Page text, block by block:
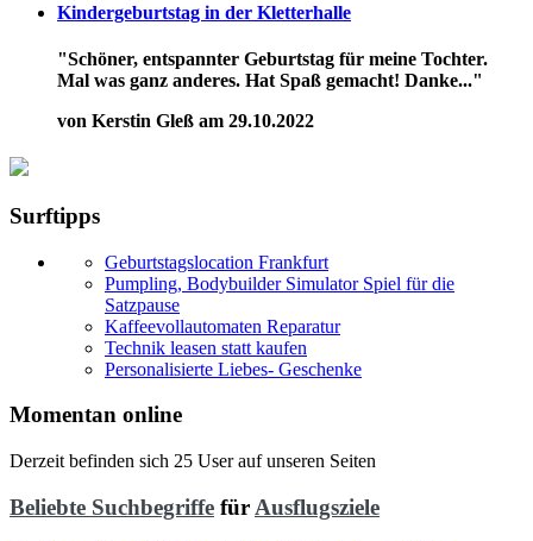
Kindergeburtstag in der Kletterhalle
"Schöner, entspannter Geburtstag für meine Tochter.
Mal was ganz anderes. Hat Spaß gemacht! Danke..."
von Kerstin Gleß am 29.10.2022
Surftipps
Geburtstagslocation Frankfurt
Pumpling, Bodybuilder Simulator Spiel für die
Satzpause
Kaffeevollautomaten Reparatur
Technik leasen statt kaufen
Personalisierte Liebes- Geschenke
Momentan online
Derzeit befinden sich 25 User auf unseren Seiten
Beliebte Suchbegriffe für Ausflugsziele